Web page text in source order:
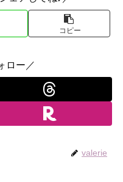
コピー
ロー／
valerie